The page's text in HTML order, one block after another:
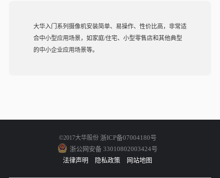
大华入门系列摄像机安装简单、易操作、性价比高，非常适
合中小型应用场景，如家庭/住宅、小型零售店和其他典型
的中小企业应用场景等。
©2017大华股份 浙ICP备07004180号
浙公网安备 33010802003424号
法律声明
隐私政策 网站地图